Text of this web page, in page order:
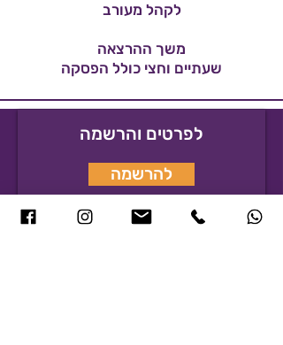
לקהל מעורב
משך ההרצאה
שעתיים וחצי כולל הפסקה
לפרטים והרשמה
להרשמה